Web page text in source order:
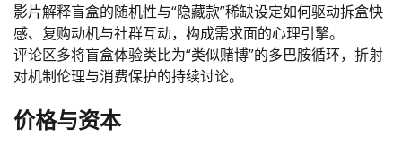
影片解释盲盒的随机性与“隐藏款”稀缺设定如何驱动拆盒快
感、复购动机与社群互动，构成需求面的心理引擎。
评论区多将盲盒体验类比为“类似赌博”的多巴胺循环，折射
对机制伦理与消费保护的持续讨论。
价格与资本